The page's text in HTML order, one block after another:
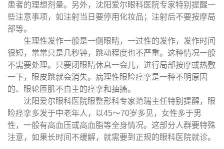
患者的理想剂量。另外，沈阳爱尔眼科医院专家特别提醒一
些注意事项，如注射当日要停用化妆品；注射后不要按摩局
部等。
生理性发作一般是一侧眼睛，一过性的发作，发作时间
很短，常常只是几秒钟，跳动程度也不严重。这种情况一般
不需要处理。只要闭眼睛休息一会儿，进行局部按摩或热敷
一下，眼皮跳就会消失。病理性眼睑痉挛是一种不明原因
的、眼轮匝肌不自主的痉挛和抽搐。
沈阳爱尔眼科医院眼整形科专家范瑞主任特别提醒，眼
睑痉挛多发于中老年人，以45～70岁多见，女性多于男
性，一般有高血压或高血脂等全身情况。这部分人群要特殊
注意，如果长时间不缓解，就需要到正规的眼科医院就诊。